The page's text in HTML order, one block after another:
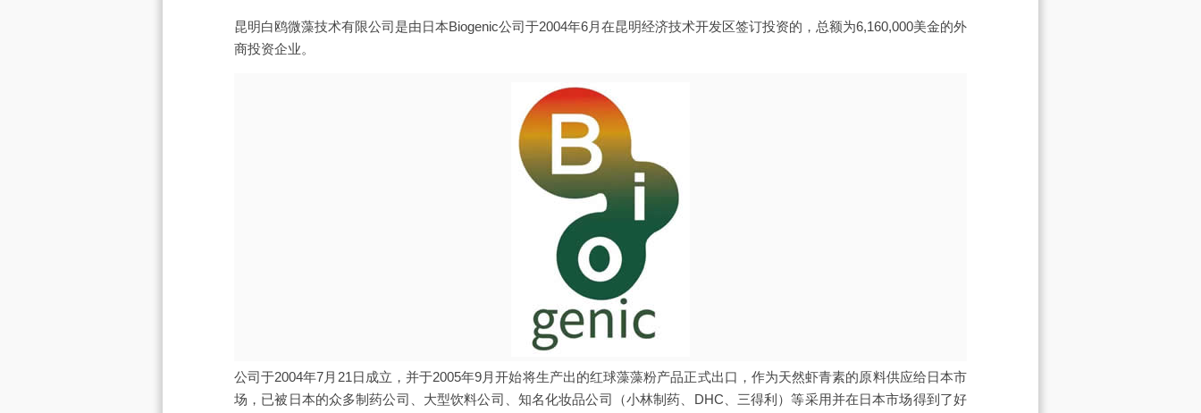
昆明白鸥微藻技术有限公司是由日本Biogenic公司于2004年6月在昆明经济技术开发区签订投资的，总额为6,160,000美金的外
商投资企业。
公司于2004年7月21日成立，并于2005年9月开始将生产出的红球藻藻粉产品正式出口，作为天然虾青素的原料供应给日本市
场，已被日本的众多制药公司、大型饮料公司、知名化妆品公司（小林制药、DHC、三得利）等采用并在日本市场得到了好